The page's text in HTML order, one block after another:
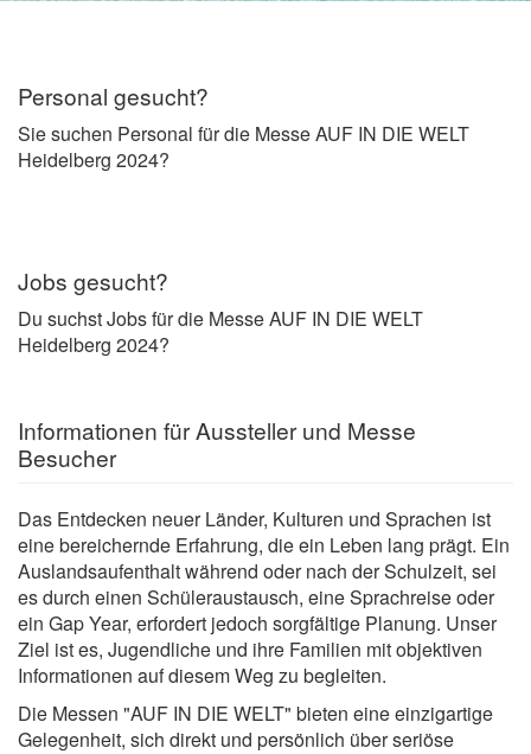
Personal gesucht?
Sie suchen Personal für die Messe AUF IN DIE WELT
Heidelberg 2024?
Jobs gesucht?
Du suchst Jobs für die Messe AUF IN DIE WELT
Heidelberg 2024?
Informationen für Aussteller und Messe
Besucher
Das Entdecken neuer Länder, Kulturen und Sprachen ist
eine bereichernde Erfahrung, die ein Leben lang prägt. Ein
Auslandsaufenthalt während oder nach der Schulzeit, sei
es durch einen Schüleraustausch, eine Sprachreise oder
ein Gap Year, erfordert jedoch sorgfältige Planung. Unser
Ziel ist es, Jugendliche und ihre Familien mit objektiven
Informationen auf diesem Weg zu begleiten.
Die Messen "AUF IN DIE WELT" bieten eine einzigartige
Gelegenheit, sich direkt und persönlich über seriöse